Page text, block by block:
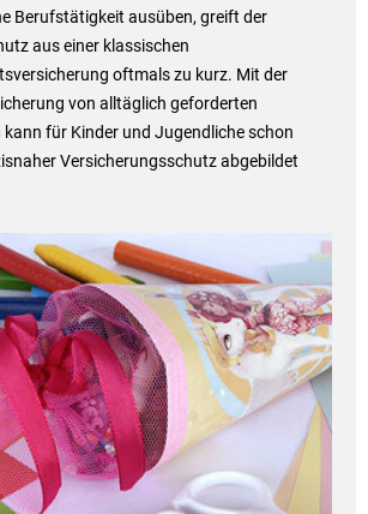
Berufstätigkeit ausüben, greift der
aus einer klassischen
oftmals zu kurz. Mit der
von alltäglich geforderten
für Kinder und Jugendliche schon
Versicherungsschutz abgebildet